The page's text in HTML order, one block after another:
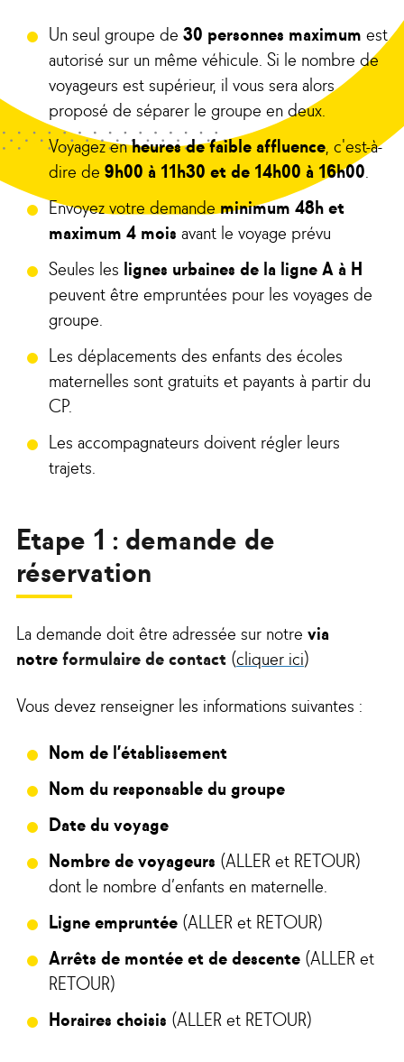
Un seul groupe de 30 personnes maximum est
autorisé sur un même véhicule. Si le nombre de
voyageurs est supérieur, il vous sera alors
proposé de séparer le groupe en deux.
Voyagez enheures de faible affluence, c'est-à-
dire de 9h00 à 11h30 et de 14h00 à 16h00.
Envoyez votre demandeminimum 48h et
maximum 4 mois avant le voyage prévu
Seules les lignes urbaines de la ligne A à H
peuvent être empruntées pour les voyages de
groupe.
Les déplacements des enfants des écoles
maternelles sont gratuits et payants à partir du
CP.
Les accompagnateurs doivent régler leurs
trajets.
Etape 1 : demande de
réservation
La demande doit être adressée sur notre via
notreformulaire de contact (cliquer ici)
Vous devez renseigner les informations suivantes :
Nom de l’établissement
Nom du responsable du groupe
Date du voyage
Nombre de voyageurs (ALLER et RETOUR)
dont le nombre d’enfants en maternelle.
Ligne empruntée (ALLER et RETOUR)
Arrêts de montée et de descente (ALLER et
RETOUR)
Horaires choisis (ALLER et RETOUR)